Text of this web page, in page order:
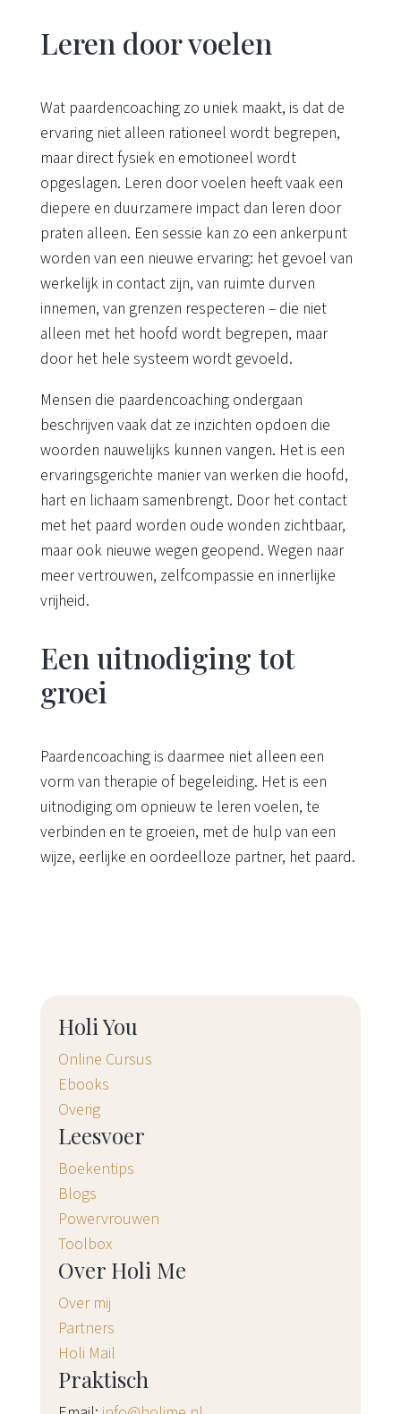
Leren door voelen
Wat paardencoaching zo uniek maakt, is dat de
ervaring niet alleen rationeel wordt begrepen,
maar direct fysiek en emotioneel wordt
opgeslagen. Leren door voelen heeft vaak een
diepere en duurzamere impact dan leren door
praten alleen. Een sessie kan zo een ankerpunt
worden van een nieuwe ervaring: het gevoel van
werkelijk in contact zijn, van ruimte durven
innemen, van grenzen respecteren – die niet
alleen met het hoofd wordt begrepen, maar
door het hele systeem wordt gevoeld.
Mensen die paardencoaching ondergaan
beschrijven vaak dat ze inzichten opdoen die
woorden nauwelijks kunnen vangen. Het is een
ervaringsgerichte manier van werken die hoofd,
hart en lichaam samenbrengt. Door het contact
met het paard worden oude wonden zichtbaar,
maar ook nieuwe wegen geopend. Wegen naar
meer vertrouwen, zelfcompassie en innerlijke
vrijheid.
Een uitnodiging tot
groei
Paardencoaching is daarmee niet alleen een
vorm van therapie of begeleiding. Het is een
uitnodiging om opnieuw te leren voelen, te
verbinden en te groeien, met de hulp van een
wijze, eerlijke en oordeelloze partner, het paard.
Holi You
Online Cursus
Ebooks
Overig
Leesvoer
Boekentips
Blogs
Powervrouwen
Toolbox
Over Holi Me
Over mij
Partners
Holi Mail
Praktisch